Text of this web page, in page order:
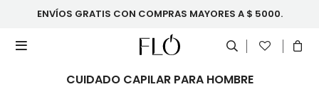
ENVÍOS GRATIS CON COMPRAS MAYORES A $ 5000.

CUIDADO CAPILAR PARA HOMBRE